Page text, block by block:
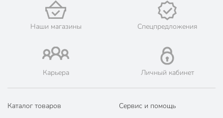
Наши магазины Спецпредложения
Карьера Личный кабинет
Каталог товаров Сервис и помощь